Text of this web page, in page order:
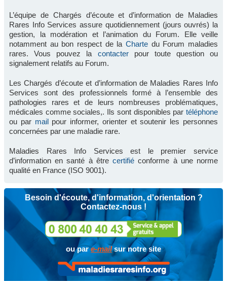
L’équipe de Chargés d’écoute et d’information de Maladies
Rares Info Services assure quotidiennement (jours ouvrés) la
gestion, la modération et l’animation du Forum. Elle veille
notamment au bon respect de la Charte du Forum maladies
rares. Vous pouvez la contacterpour toute question ou
signalement relatifs au Forum.
Les Chargés d’écoute et d’information de Maladies Rares Info
Services sont des professionnels formé à l’ensemble des
pathologies rares et de leurs nombreuses problématiques,
médicales comme sociales,. Ils sont disponibles par téléphone
ou par mailpour informer, orienter et soutenir les personnes
concernées par une maladie rare.
Maladies Rares Info Services est le premier service
d’information en santé à êtrecertifié conforme à une norme
qualité en France (ISO 9001).
Besoin d'écoute, d'information, d'orientation ?
Contactez-nous !
ou pare-mailsur notre site